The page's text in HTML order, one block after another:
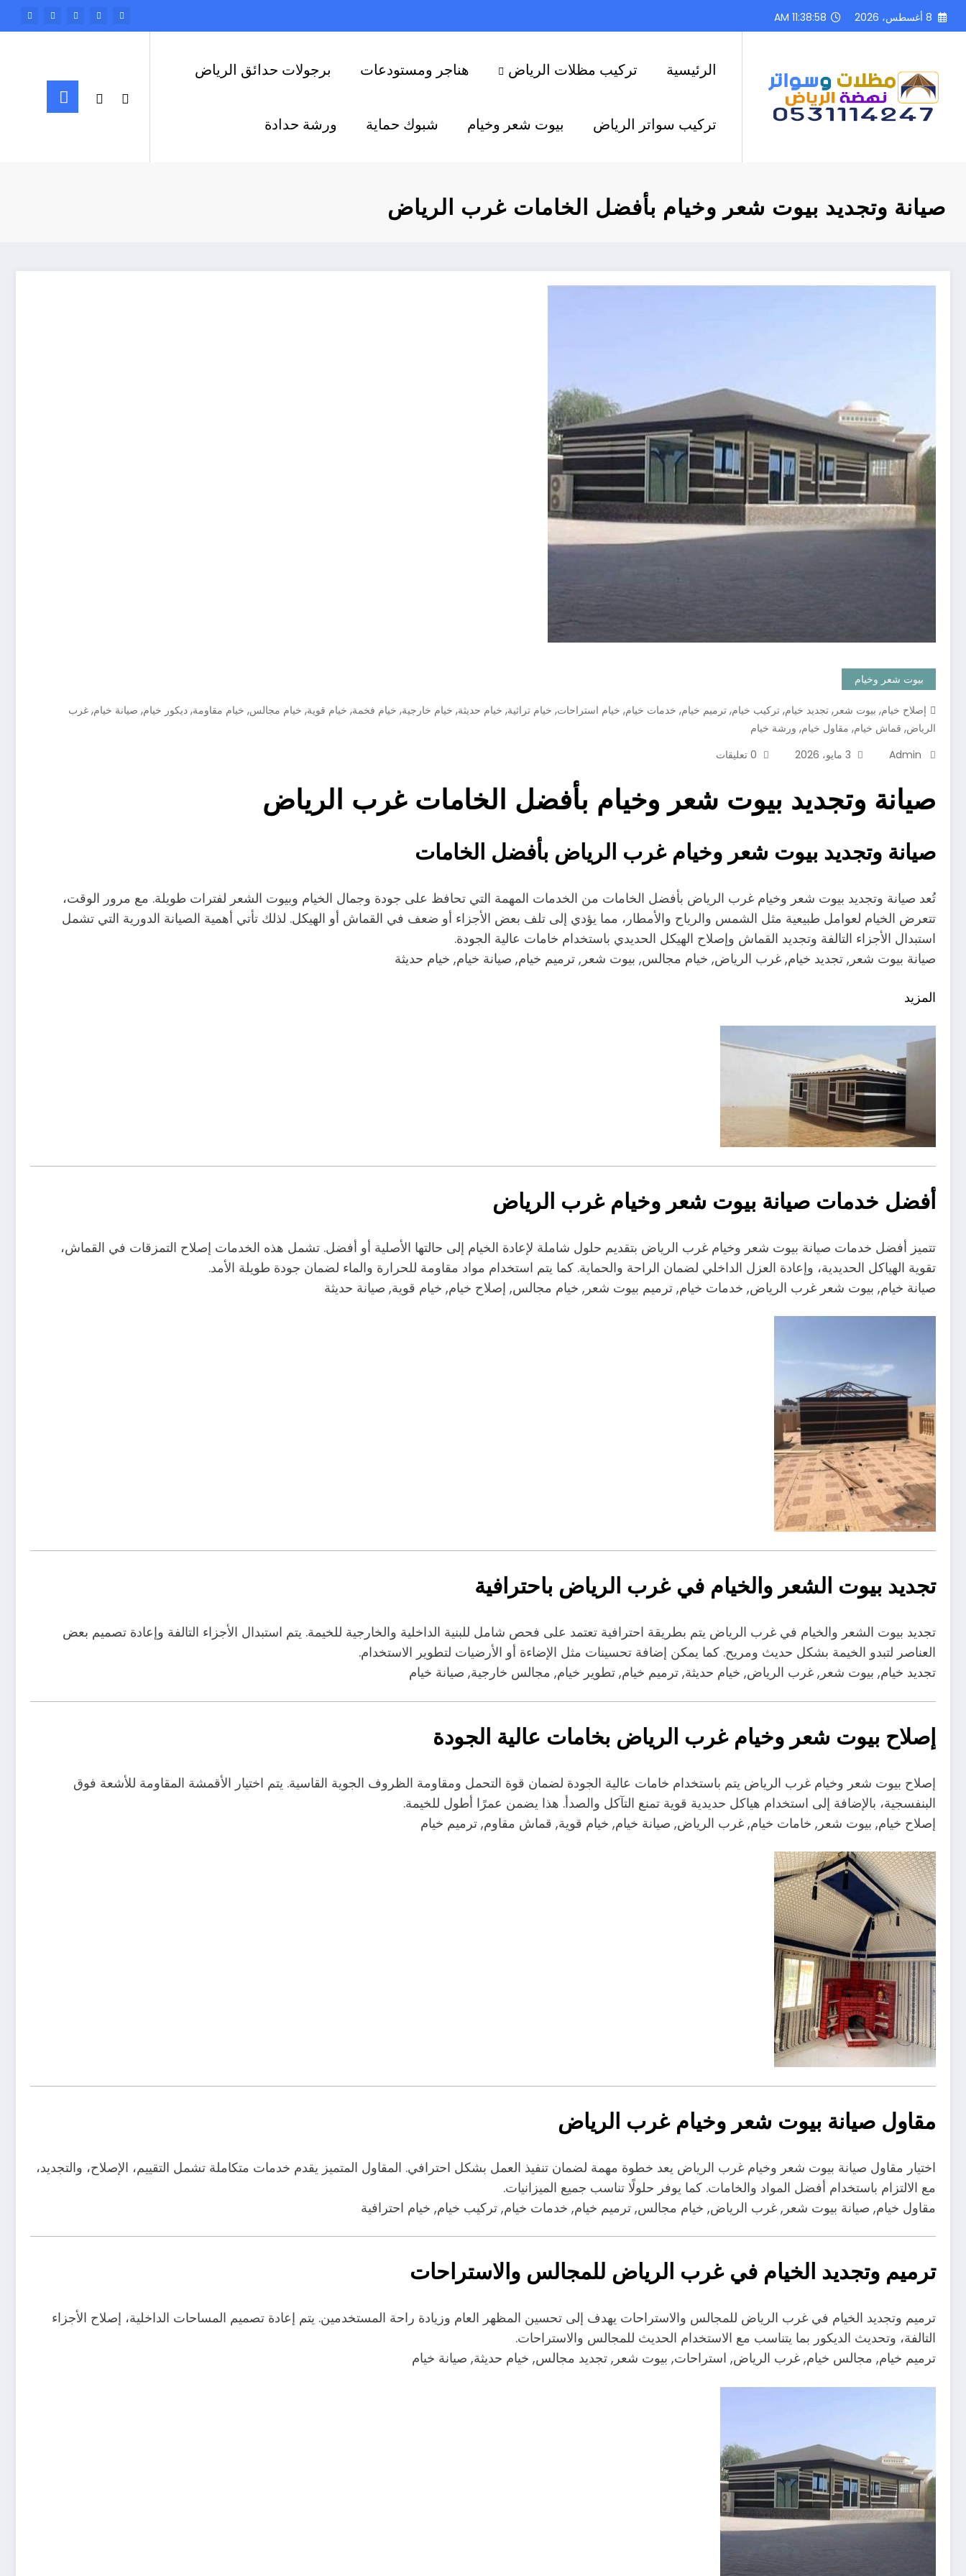
التجاوز
8 أغسطس، 2026 11:39:00 AM
الرئيسية تركيب مظلات الرياض هناجر ومستودعات برجولات حدائق الرياض
تركيب سواتر الرياض بيوت شعر وخيام شبوك حماية ورشة حدادة
صيانة وتجديد بيوت شعر وخيام بأفضل الخامات غرب الرياض
بيوت شعر وخيام
إصلاح خيام, بيوت شعر , تجديد خيام, تركيب خيام, ترميم خيام, خدمات خيام, خيام استراحات, خيام تراثية, خيام حديثة, خيام خارجية, خيام فخمة, خيام قوية, خيام مجالس, خيام مقاومة, ديكور خيام, صيانة خيام, غرب
الرياض, قماش خيام, مقاول خيام, ورشة خيام
Admin
3 مايو، 2026 0 تعليقات
صيانة وتجديد بيوت شعر وخيام بأفضل الخامات غرب الرياض
صيانة وتجديد بيوت شعر وخيام غرب الرياض بأفضل الخامات
تُعد صيانة وتجديد بيوت شعر وخيام غرب الرياض بأفضل الخامات من الخدمات المهمة التي تحافظ على جودة وجمال الخيام وبيوت الشعر لفترات طويلة. مع مرور الوقت،
تتعرض الخيام لعوامل طبيعية مثل الشمس والرياح والأمطار، مما يؤدي إلى تلف بعض الأجزاء أو ضعف في القماش أو الهيكل. لذلك تأتي أهمية الصيانة الدورية التي تشمل
استبدال الأجزاء التالفة وتجديد القماش وإصلاح الهيكل الحديدي باستخدام خامات عالية الجودة.
صيانة بيوت شعر, تجديد خيام, غرب الرياض, خيام مجالس, بيوت شعر, ترميم خيام, صيانة خيام, خيام حديثة
المزيد
أفضل خدمات صيانة بيوت شعر وخيام غرب الرياض
تتميز أفضل خدمات صيانة بيوت شعر وخيام غرب الرياض بتقديم حلول شاملة لإعادة الخيام إلى حالتها الأصلية أو أفضل. تشمل هذه الخدمات إصلاح التمزقات في القماش،
تقوية الهياكل الحديدية، وإعادة العزل الداخلي لضمان الراحة والحماية. كما يتم استخدام مواد مقاومة للحرارة والماء لضمان جودة طويلة الأمد.
صيانة خيام, بيوت شعر غرب الرياض, خدمات خيام, ترميم بيوت شعر, خيام مجالس, إصلاح خيام, خيام قوية, صيانة حديثة
تجديد بيوت الشعر والخيام في غرب الرياض باحترافية
تجديد بيوت الشعر والخيام في غرب الرياض يتم بطريقة احترافية تعتمد على فحص شامل للبنية الداخلية والخارجية للخيمة. يتم استبدال الأجزاء التالفة وإعادة تصميم بعض
العناصر لتبدو الخيمة بشكل حديث ومريح. كما يمكن إضافة تحسينات مثل الإضاءة أو الأرضيات لتطوير الاستخدام.
تجديد خيام, بيوت شعر, غرب الرياض, خيام حديثة, ترميم خيام, تطوير خيام, مجالس خارجية, صيانة خيام
إصلاح بيوت شعر وخيام غرب الرياض بخامات عالية الجودة
إصلاح بيوت شعر وخيام غرب الرياض يتم باستخدام خامات عالية الجودة لضمان قوة التحمل ومقاومة الظروف الجوية القاسية. يتم اختيار الأقمشة المقاومة للأشعة فوق
البنفسجية، بالإضافة إلى استخدام هياكل حديدية قوية تمنع التآكل والصدأ. هذا يضمن عمرًا أطول للخيمة.
إصلاح خيام, بيوت شعر, خامات خيام, غرب الرياض, صيانة خيام, خيام قوية, قماش مقاوم, ترميم خيام
مقاول صيانة بيوت شعر وخيام غرب الرياض
اختيار مقاول صيانة بيوت شعر وخيام غرب الرياض يعد خطوة مهمة لضمان تنفيذ العمل بشكل احترافي. المقاول المتميز يقدم خدمات متكاملة تشمل التقييم، الإصلاح، والتجديد،
مع الالتزام باستخدام أفضل المواد والخامات. كما يوفر حلولًا تناسب جميع الميزانيات.
مقاول خيام, صيانة بيوت شعر, غرب الرياض, خيام مجالس, ترميم خيام, خدمات خيام, تركيب خيام, خيام احترافية
ترميم وتجديد الخيام في غرب الرياض للمجالس والاستراحات
ترميم وتجديد الخيام في غرب الرياض للمجالس والاستراحات يهدف إلى تحسين المظهر العام وزيادة راحة المستخدمين. يتم إعادة تصميم المساحات الداخلية، إصلاح الأجزاء
التالفة، وتحديث الديكور بما يتناسب مع الاستخدام الحديث للمجالس والاستراحات.
ترميم خيام, مجالس خيام, غرب الرياض, استراحات, بيوت شعر, تجديد مجالس, خيام حديثة, صيانة خيام